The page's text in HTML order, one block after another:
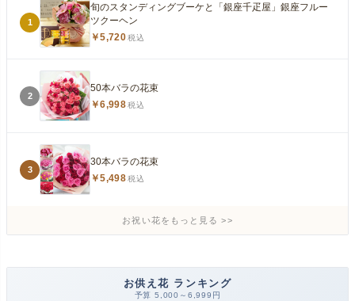
1
旬のスタンディングブーケと「銀座千疋屋」銀座フルー
ツクーヘン
￥5,720税込
2
50本バラの花束
￥6,998税込
3
30本バラの花束
￥5,498税込
お祝い花をもっと見る
お供え花 ランキング
予算 5,000～6,999円